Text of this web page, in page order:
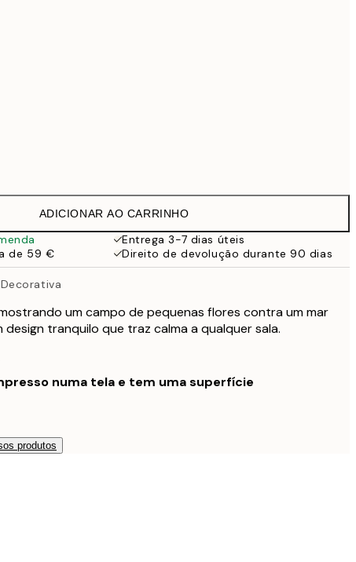
ADICIONAR AO CARRINHO
Entrega 3-7 dias úteis
de 59 €
Direito de devolução durante 90 dias
um campo de pequenas flores contra um mar
design tranquilo que traz calma a qualquer sala.
numa tela e tem uma superfície
produtos